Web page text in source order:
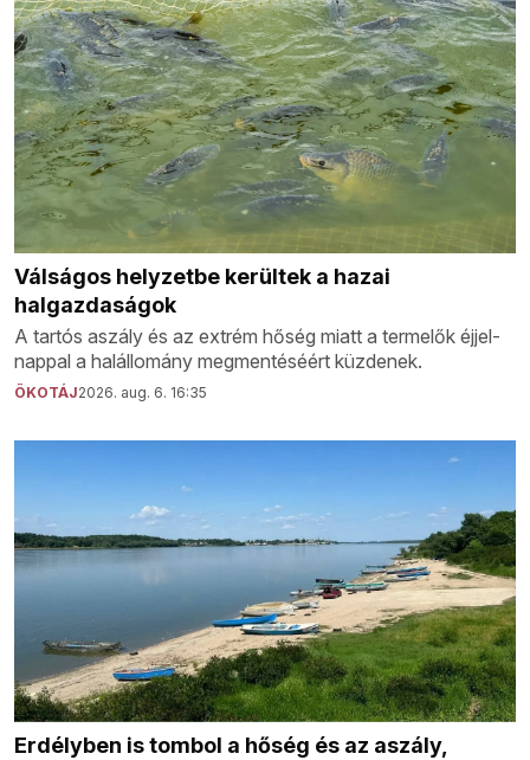
Válságos helyzetbe kerültek a hazai
halgazdaságok
A tartós aszály és az extrém hőség miatt a termelők éjjel-
nappal a halállomány megmentéséért küzdenek.
ÖKOTÁJ2026. aug. 6. 16:35
Erdélyben is tombol a hőség és az aszály,